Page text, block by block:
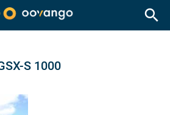
search
S 1000